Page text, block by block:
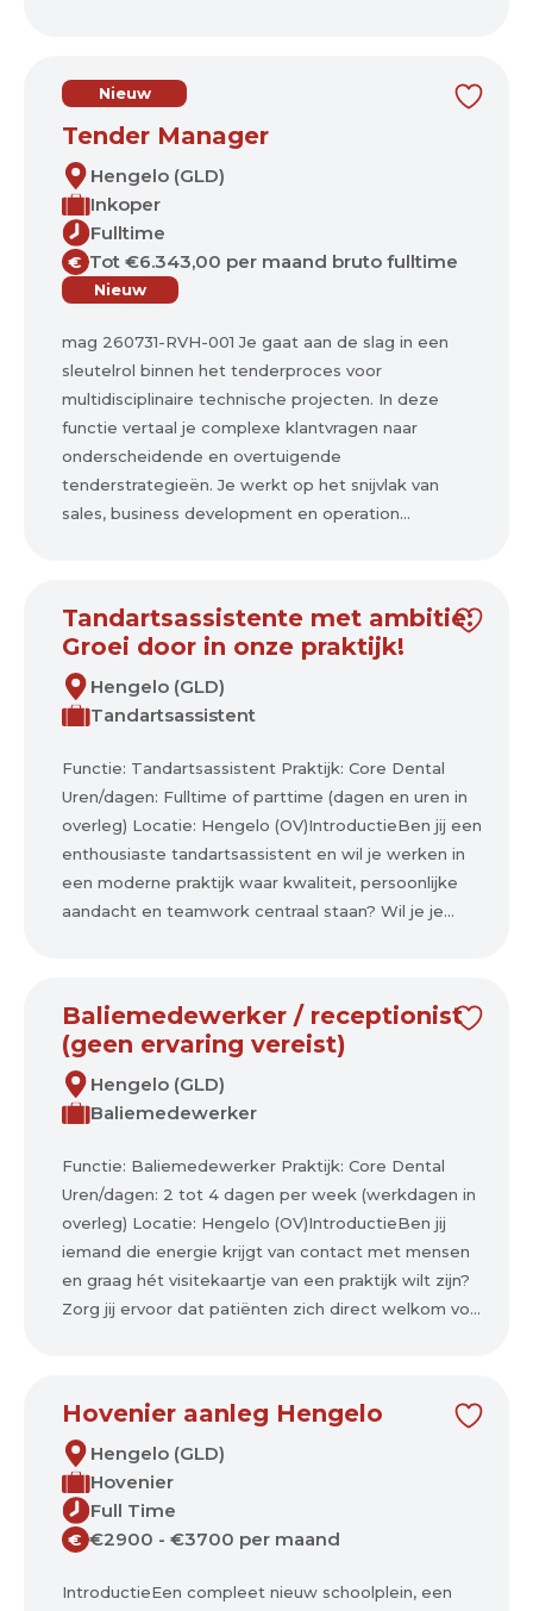
Nieuw
Tender Manager
Hengelo (GLD)
Inkoper
Fulltime
€ Tot €6.343,00 per maand bruto fulltime
Nieuw
mag 260731-RVH-001 Je gaat aan de slag in een
sleutelrol binnen het tenderproces voor
multidisciplinaire technische projecten. In deze
functie vertaal je complexe klantvragen naar
onderscheidende en overtuigende
tenderstrategieën. Je werkt op het snijvlak van
sales, business development en operation...
Tandartsassistente met ambitie:
Groei door in onze praktijk!
Hengelo (GLD)
Tandartsassistent
Functie: Tandartsassistent Praktijk: Core Dental
Uren/dagen: Fulltime of parttime (dagen en uren in
overleg) Locatie: Hengelo (OV)IntroductieBen jij een
enthousiaste tandartsassistent en wil je werken in
een moderne praktijk waar kwaliteit, persoonlijke
aandacht en teamwork centraal staan? Wil je je...
Baliemedewerker / receptionist
(geen ervaring vereist)
Hengelo (GLD)
Baliemedewerker
Functie: Baliemedewerker Praktijk: Core Dental
Uren/dagen: 2 tot 4 dagen per week (werkdagen in
overleg) Locatie: Hengelo (OV)IntroductieBen jij
iemand die energie krijgt van contact met mensen
en graag hét visitekaartje van een praktijk wilt zijn?
Zorg jij ervoor dat patiënten zich direct welkom vo...
Hovenier aanleg Hengelo
Hengelo (GLD)
Hovenier
Full Time
€ €2900 - €3700 per maand
IntroductieEen compleet nieuw schoolplein, een